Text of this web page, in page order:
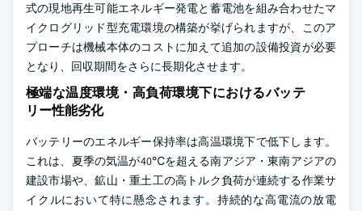
式の現地再生可能エネルギー発電と蓄電池を組み合わせたマ
イクログリッド型充電環境の構築が挙げられますが、このア
プローチは機械本体のコストに加えて追加の設備投資が必要
となり、回収期間をさらに長期化させます。
極端な温度環境・高負荷環境下におけるバッテ
リー性能劣化
バッテリーのエネルギー保持率は高温環境下で低下します。
これは、夏季の気温が40℃を超える南アジア・東南アジアの
建設市場や、鉱山・重土工の高トルク負荷が連続する作業サ
イクルにおいて特に懸念されます。持続的な高電流の放電